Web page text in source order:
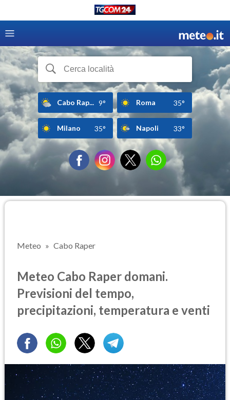
Cabo Rap... 9° Roma 35°
Milano 35° Napoli 33°
Meteo Cabo Raper
Meteo Cabo Raper domani.
Previsioni del tempo,
precipitazioni, temperatura e venti